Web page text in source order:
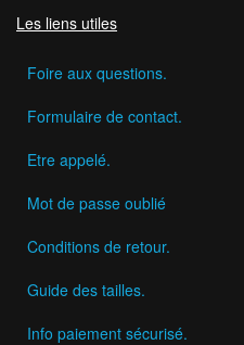
Les liens utiles
Foire aux questions.
Formulaire de contact.
Etre appelé.
Mot de passe oublié
Conditions de retour.
Guide des tailles.
Info paiement sécurisé.